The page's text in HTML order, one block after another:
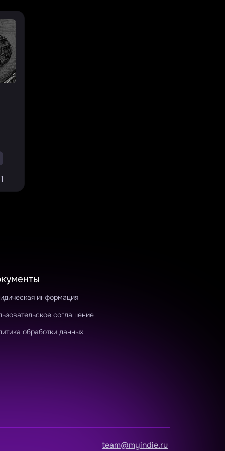
#turnbased
#card
1
информация
соглашение
обработки данных
team@myindie.ru